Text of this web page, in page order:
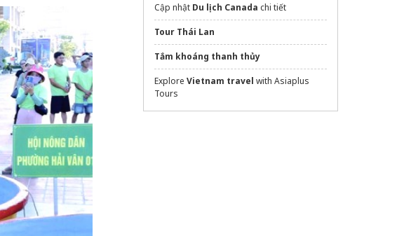
https://daivietourist.vn/tour-hue-tu-
da-nang/
Đơn vị cung cấpgiấy đục lỗ ngành maygiá
rẻ
Nesta The Grand Hao Nam
webthiet ke menu quan cafe
Cập nhật Du lịch Canada chi tiết
Tour Thái Lan
Tắm khoáng thanh thủy
Explore Vietnam travel with Asiaplus
Tours